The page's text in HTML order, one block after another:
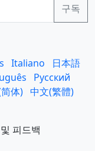
Italiano
日本語
Русский
体) 中文(繁體)
피드백